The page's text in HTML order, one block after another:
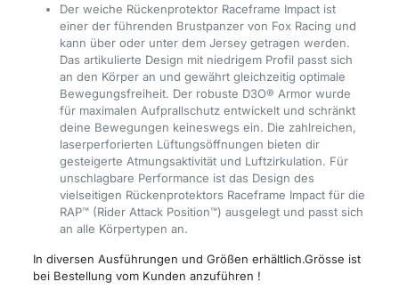
Der weiche Rückenprotektor Raceframe Impact ist
einer der führenden Brustpanzer von Fox Racing und
kann über oder unter dem Jersey getragen werden.
Das artikulierte Design mit niedrigem Profil passt sich
an den Körper an und gewährt gleichzeitig optimale
Bewegungsfreiheit. Der robuste D3O® Armor wurde
für maximalen Aufprallschutz entwickelt und schränkt
deine Bewegungen keineswegs ein. Die zahlreichen,
laserperforierten Lüftungsöffnungen bieten dir
gesteigerte Atmungsaktivität und Luftzirkulation. Für
unschlagbare Performance ist das Design des
vielseitigen Rückenprotektors Raceframe Impact für die
RAP™ (Rider Attack Position™) ausgelegt und passt sich
an alle Körpertypen an.
In diversen Ausführungen und Größen erhältlich.Grösse ist
bei Bestellung vom Kunden anzuführen !